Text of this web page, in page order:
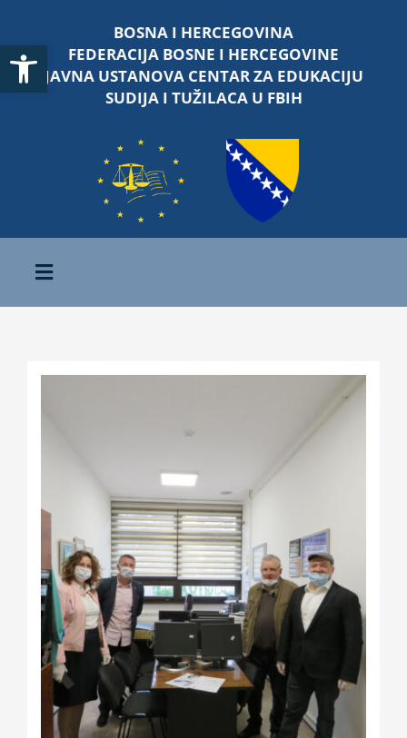
Open toolbar
content
BOSNA I HERCEGOVINA
FEDERACIJA BOSNE I HERCEGOVINE
JAVNA USTANOVA CENTAR ZA EDUKACIJU
SUDIJA I TUŽILACA U FBIH
Toggle
Navigation
Edukativni materijali
Publikacije
Projekti
Novosti